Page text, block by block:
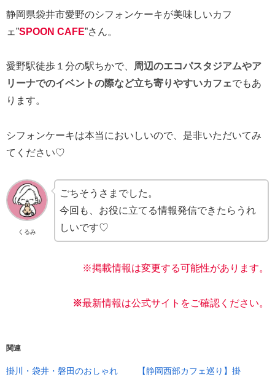
静岡県袋井市愛野のシフォンケーキが美味しいカフ
ェ”SPOON CAFE”さん。
愛野駅徒歩１分の駅ちかで、
周辺のエコパスタジアムやア
リーナでのイベントの際など立ち寄りやすいカフェでもあ
ります。
シフォンケーキは本当においしいので、是非いただいてみ
てください♡
くるみ
ごちそうさまでした。
今回も、お役に立てる情報発信できたらうれ
しいです♡
※掲載情報は変更する可能性があります。
※最新情報は公式サイトをご確認く ださい。
関連
掛川・袋井・磐田のおしゃれ
【静岡西部カフェ巡り】掛